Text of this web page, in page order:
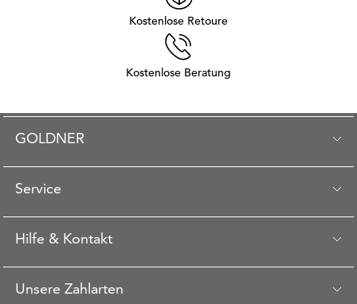
Kostenlose Retoure
Kostenlose Beratung
GOLDNER
Service
Hilfe & Kontakt
Unsere Zahlarten